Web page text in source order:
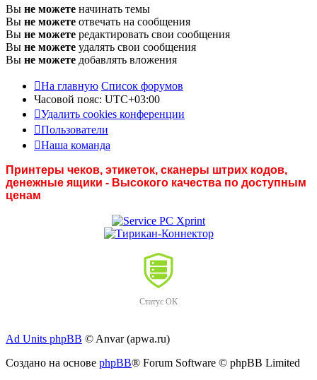
Вы не можете начинать темы
Вы не можете отвечать на сообщения
Вы не можете редактировать свои сообщения
Вы не можете удалять свои сообщения
Вы не можете добавлять вложения
На главную Список форумов
Часовой пояс: UTC+03:00
Удалить cookies конференции
Пользователи
Наша команда
Принтеры чеков, этикеток, сканеры штрих кодов,
денежные ящики - Высокого качества по доступным
ценам
Статус ОК
Ad Units phpBB © Anvar (apwa.ru)
Создано на основе phpBB® Forum Software © phpBB Limited